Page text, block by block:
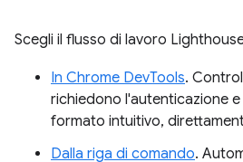
Scegli il flusso di lavoro
In Chrome DevTools.
richiedono l'autenticazione
formato intuitivo,
Dalla riga di comando.